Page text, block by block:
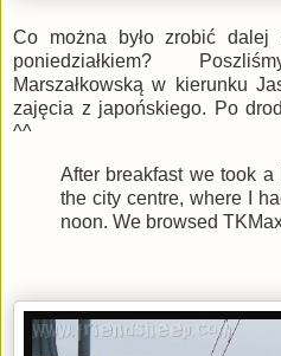
Co można było zrobić dalej
poniedziałkiem?
Marszałkowską w kierunku
zajęcia z japońskiego. Po
^^
After breakfast we took
the city centre, where I
noon. We browsed